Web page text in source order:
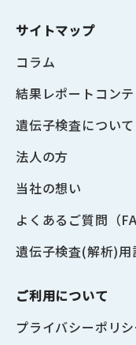
サイトマップ
コラム
結果レポートコン
遺伝子検査について
法人の方
当社の想い
よくあるご質問（
遺伝子検査(解析)用
ご利用について
プライバシーポリシ